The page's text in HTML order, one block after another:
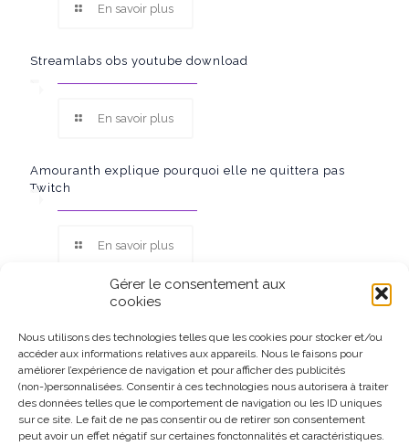
Gérer le consentement aux
cookies
Nous utilisons des technologies telles que les cookies pour stocker et/ou
accéder aux informations relatives aux appareils. Nous le faisons pour
améliorer l’expérience de navigation et pour afficher des publicités
(non-)personnalisées. Consentir à ces technologies nous autorisera à traiter
des données telles que le comportement de navigation ou les ID uniques
sur ce site. Le fait de ne pas consentir ou de retirer son consentement
peut avoir un effet négatif sur certaines fonctonnalités et caractéristiques.
En savoir plus
Streamlabs obs youtube download
En savoir plus
Amouranth explique pourquoi elle ne quittera pas
Twitch
En savoir plus
Ce site participe au Programme Partenaires d’Amazon EU, un
programme d’affiliation conçu pour permettre à des sites de
percevoir une rémunération grâce à la création de liens vers
Amazon.fr.